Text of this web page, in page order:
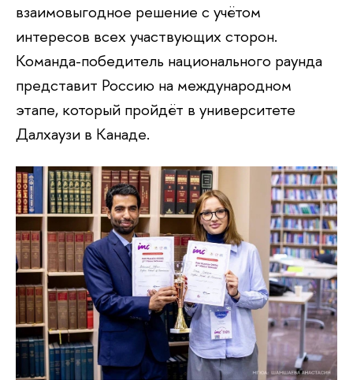
взаимовыгодное решение с учётом
интересов всех участвующих сторон.
Команда-победитель национального раунда
представит Россию на международном
этапе, который пройдёт в университете
Далхаузи в Канаде.